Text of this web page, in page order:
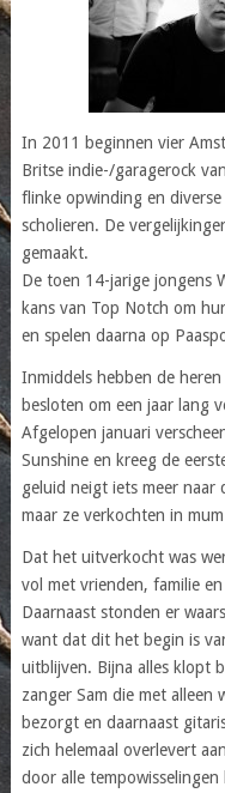
In 2011 beginnen vier
Britse indie-/garagerock
flinke opwinding en
scholieren. De
gemaakt.
De toen 14-jarige jongens
kans van Top Notch om
en spelen daarna op
Inmiddels hebben de
besloten om een jaar lang
Afgelopen januari
Sunshine en kreeg de
geluid neigt iets meer naar
maar ze verkochten in
Dat het uitverkocht was
vol met vrienden, familie
Daarnaast stonden er
want dat dit het begin is
uitblijven. Bijna alles klopt
zanger Sam die met
bezorgt en daarnaast
zich helemaal overlevert
door alle